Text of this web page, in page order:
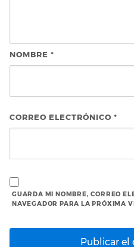
NOMBRE *
CORREO ELECTRÓNICO *
GUARDA MI NOMBRE, CORREO
NAVEGADOR PARA LA PRÓXIMA